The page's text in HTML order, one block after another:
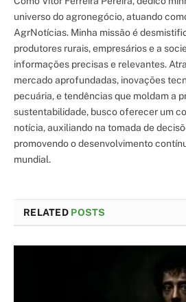
universo do agronegócio, atuando
AgrNotícias. Minha missão é
produtores rurais, empresários e a
informações precisas e relevantes.
mercado aprofundadas, inovações
pecuária, e tendências que moldam a
sustentabilidade, busco oferecer um
notícia, auxiliando na tomada de
promovendo o desenvolvimento
mundial.
RELATED POSTS